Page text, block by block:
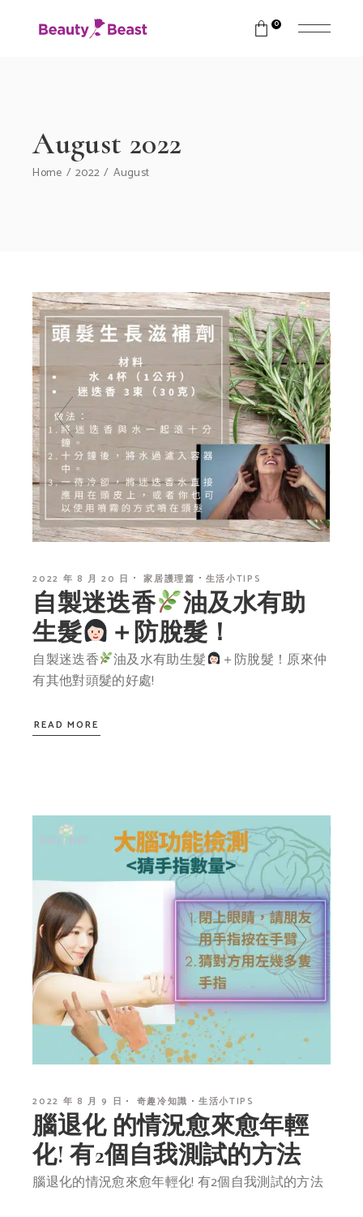
0
August 2022
Home 2022 August
2022 年 8 月 20 日 家居護理篇 生活小TIPS
自製迷迭香
油及水有助
生髮
＋防脫髮！
自製迷迭香 油及水有助生髮
＋防脫髮！原來仲
有其他對頭髮的好處!
READ MORE
2022 年 8 月 9 日 奇趣冷知識 生活小TIPS
腦退化 的情況愈來愈年輕
化! 有2個自我測試的方法
腦退化的情況愈來愈年輕化! 有2個自我測試的方法